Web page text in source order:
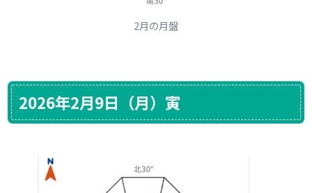
2月の月盤
2026年2月9日（月）寅